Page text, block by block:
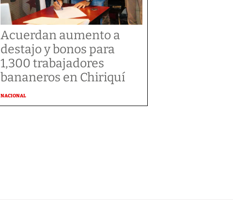
Acuerdan aumento a
destajo y bonos para
1,300 trabajadores
bananeros en Chiriquí
NACIONAL